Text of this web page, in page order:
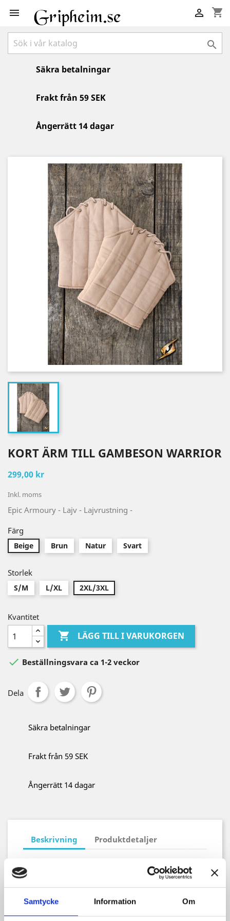
Samtycke Information Om
 shopping_cart


Säkra betalningar
Frakt från 59 SEK
Ångerrätt 14 dagar
KORT ÄRM TILL GAMBESON WARRIOR
299,00 kr
Inkl. moms
Epic Armoury - Lajv - Lajvrustning -
Färg
Beige Brun Natur Svart
Storlek
S/M L/XL 2XL/3XL
Kvantitet
 LÄGG TILL I VARUKORGEN
 Beställningsvara ca 1-2 veckor
Dela
Säkra betalningar
Frakt från 59 SEK
Ångerrätt 14 dagar
Beskrivning Produktdetaljer
Vadderad kort ärm till tex gambesonväst.
S/M: Längd 25 cm, inre 13 cm, Bredd 22 cm